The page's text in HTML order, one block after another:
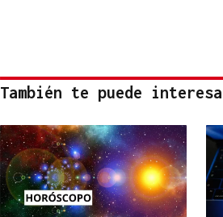
También te puede